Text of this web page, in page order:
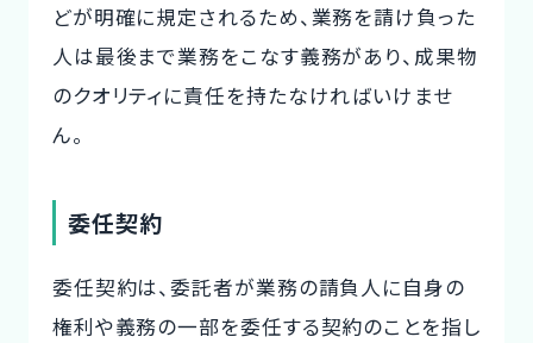
どが明確に規定されるため、業務を請け負った
人は最後まで業務をこなす義務があり、成果物
のクオリティに責任を持たなければいけませ
ん。
委任契約
委任契約は、委託者が業務の請負人に自身の
権利や義務の一部を委任する契約のことを指し